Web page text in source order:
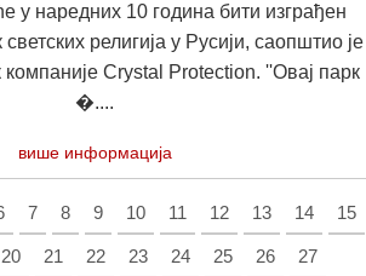
у наредних 10 година бити изграђен
религија у Русији, саопштио је
Crystal Protection. ''Овај парк
�....
више информација
7 8 9 10 11 12 13 14 15
20 21 22 23 24 25 26 27